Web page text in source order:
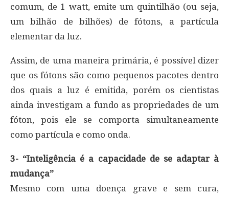
comum, de 1 watt, emite um quintilhão (ou seja,
um bilhão de bilhões) de fótons, a partícula
elementar da luz.
Assim, de uma maneira primária, é possível dizer
que os fótons são como pequenos pacotes dentro
dos quais a luz é emitida, porém os cientistas
ainda investigam a fundo as propriedades de um
fóton, pois ele se comporta simultaneamente
como partícula e como onda.
3- “Inteligência é a capacidade de se adaptar à
mudança”
Mesmo com uma doença grave e sem cura,